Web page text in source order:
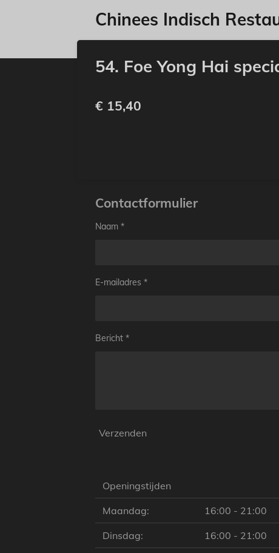
de
Chinees Indisch
54. Foe Yong Hai
€ 15,40
Contactformulier
Naam *
E-mailadres *
Bericht *
Verzenden
Openingstijden
Maandag: 16:00 - 21:00
Dinsdag: 16:00 - 21:00